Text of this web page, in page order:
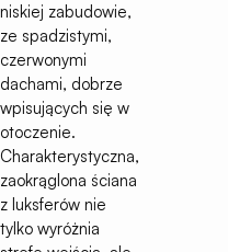
niskiej zabudowie,
ze spadzistymi,
czerwonymi
dachami, dobrze
wpisujących się w
otoczenie.
Charakterystyczna,
zaokrąglona ściana
z luksferów nie
tylko wyróżnia